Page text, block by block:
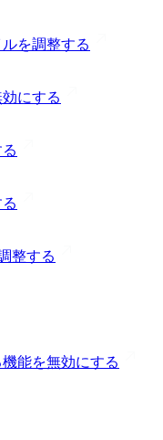
を調整する
にする
整する
能を無効にする